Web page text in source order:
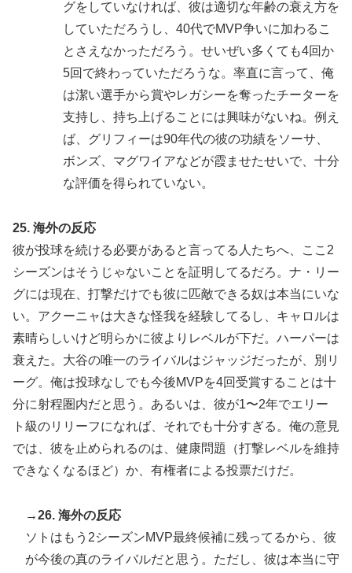
グをしていなければ、彼は適切な年齢の衰え方を
していただろうし、40代でMVP争いに加わるこ
とさえなかっただろう。せいぜい多くても4回か
5回で終わっていただろうな。率直に言って、俺
は潔い選手から賞やレガシーを奪ったチーターを
支持し、持ち上げることには興味がないね。例え
ば、グリフィーは90年代の彼の功績をソーサ、
ボンズ、マグワイアなどが霞ませたせいで、十分
な評価を得られていない。
25. 海外の反応
彼が投球を続ける必要があると言ってる人たちへ、ここ2
シーズンはそうじゃないことを証明してるだろ。ナ・リー
グには現在、打撃だけでも彼に匹敵できる奴は本当にいな
い。アクーニャは大きな怪我を経験してるし、キャロルは
素晴らしいけど明らかに彼よりレベルが下だ。ハーパーは
衰えた。大谷の唯一のライバルはジャッジだったが、別リ
ーグ。俺は投球なしでも今後MVPを4回受賞することは十
分に射程圏内だと思う。あるいは、彼が1〜2年でエリー
ト級のリリーフになれば、それでも十分すぎる。俺の意見
では、彼を止められるのは、健康問題（打撃レベルを維持
できなくなるほど）か、有権者による投票だけだ。
→26. 海外の反応
ソトはもう2シーズンMVP最終候補に残ってるから、彼
が今後の真のライバルだと思う。ただし、彼は本当に守